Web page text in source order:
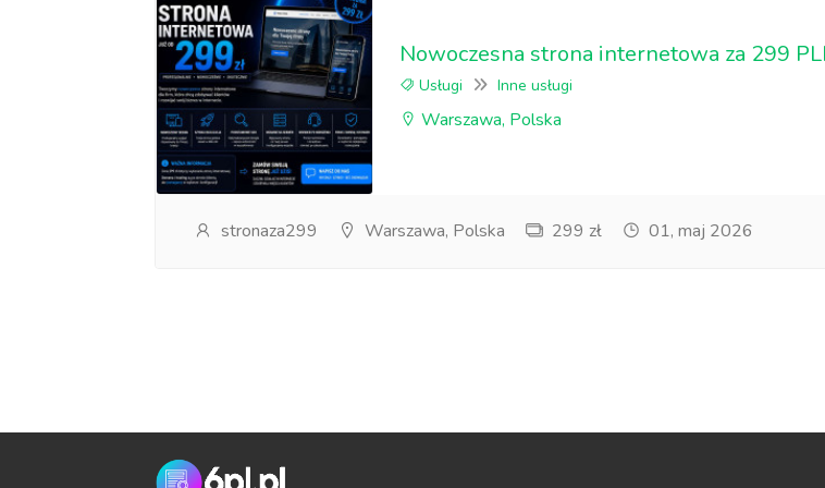
Nowoczesna strona internetowa za 299
Usługi Inne usługi
Warszawa, Polska
stronaza299 Warszawa, Polska 299 zł 01, maj 2026